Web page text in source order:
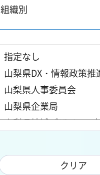
組織別